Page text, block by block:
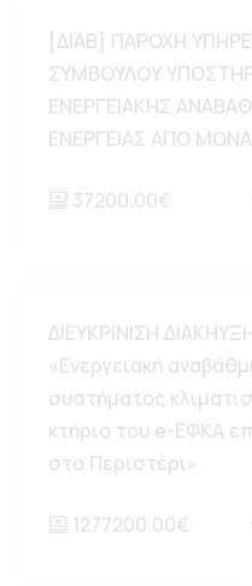
[ΔΙΑΒ] ΠΑΡΟΧΗ
ΣΥΜΒΟΥΛΟΥ
ΕΝΕΡΓΕΙΑΚΗΣ
ΕΝΕΡΓΕΙΑΣ ΑΠΟ
37200.00€
ΔΙΕΥΚΡΙΝΙΣΗ
«Ενεργειακή
συστήματος
κτήριο του e-ΕΦΚΑ
στο Περιστέρι»
1277200.00€